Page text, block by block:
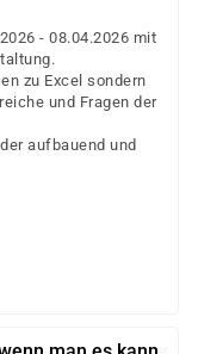
- 08.04.2026 mit
zu Excel sondern
und Fragen der
aufbauend und